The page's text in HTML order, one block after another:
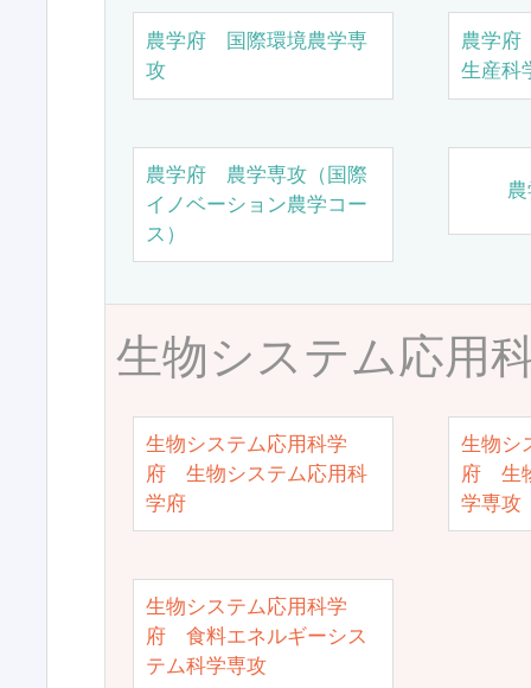
農学府 国際環境農学専
攻
農学
生産科
農学府 農学専攻（国際
イノベーション農学コー
ス）
生物システム応用
生物システム応用科学
府 生物システム応用科
学府
生物シ
府 生
学専攻
生物システム応用科学
府 食料エネルギーシス
テム科学専攻